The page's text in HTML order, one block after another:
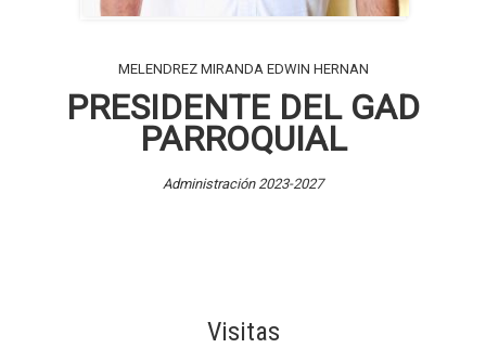
MELENDREZ MIRANDA EDWIN HERNAN
PRESIDENTE DEL GAD
PARROQUIAL
Administración 2023-2027
Visitas